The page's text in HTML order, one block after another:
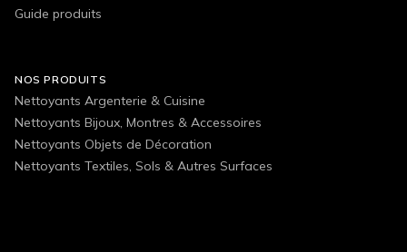
Guide produits
NOS PRODUITS
Nettoyants Argenterie & Cuisine
Nettoyants Bijoux, Montres & Accessoires
Nettoyants Objets de Décoration
Nettoyants Textiles, Sols & Autres Surfaces